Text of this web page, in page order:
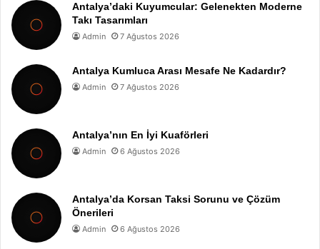
Antalya’daki Kuyumcular: Gelenekten Moderne
Takı Tasarımları
Admin 7 Ağustos 2026
Antalya Kumluca Arası Mesafe Ne Kadardır?
Admin 7 Ağustos 2026
Antalya’nın En İyi Kuaförleri
Admin 6 Ağustos 2026
Antalya’da Korsan Taksi Sorunu ve Çözüm
Önerileri
Admin 6 Ağustos 2026